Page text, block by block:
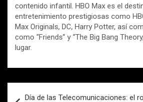
contenido infantil. HBO Max es el
entretenimiento prestigiosas como
Max Originals, DC, Harry Potter, así
como “Friends” y “The Big Bang
lugar.
Día de las Telecomunicaciones: el